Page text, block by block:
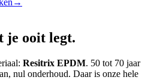
je ooit legt.
Resitrix EPDM. 50 tot 70 jaar
nul onderhoud. Daar is onze hele